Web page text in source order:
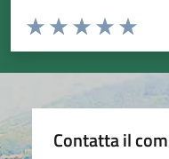
Valuta da 1 a 5 stelle la
Valuta
Valuta 4
Valuta 3 stelle
Valuta 2 stelle su 5
Valuta 1 stelle su 5
Contatta il